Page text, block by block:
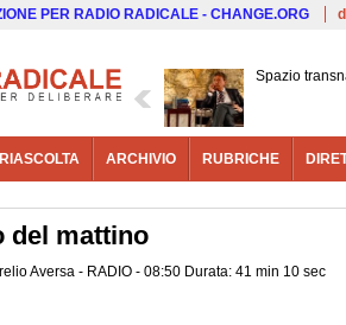
PER RADIO RADICALE - CHANGE.ORG
Spazio
RIASCOLTA ARCHIVIO RUBRICHE
del mattino
Aversa - RADIO - 08:50 Durata: 41 min 10 sec